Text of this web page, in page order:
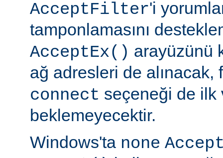
AcceptFilter'i
tamponlamasını
AcceptEx() arayüzünü
ağ adresleri de alınacak,
connect seçeneği de ilk
beklemeyecektir.
Windows'ta none